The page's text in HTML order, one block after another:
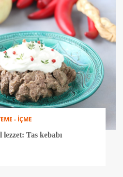
- İÇME
lezzet: Tas kebabı